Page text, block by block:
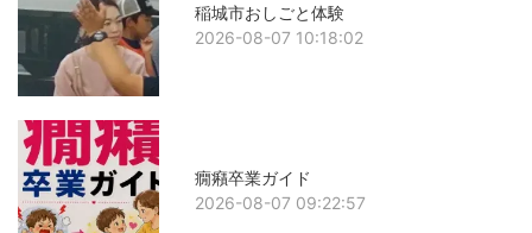
稲城市おしごと体験
2026-08-07 10:18:02
癇癪卒業ガイド
2026-08-07 09:22:57